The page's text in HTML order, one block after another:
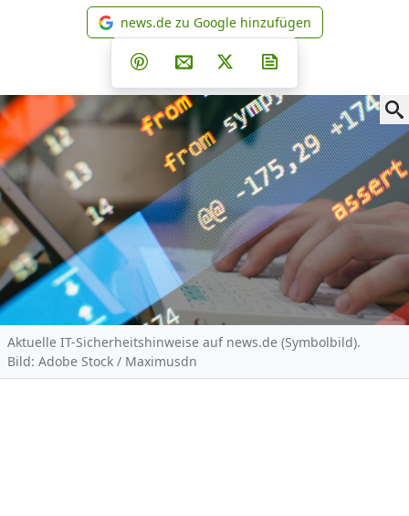
news.de zu Google
news.de zu Google hinzufügen
Teilen auf Facebook
Teilen auf Whatsapp
Teilen auf Telegram
Teilen auf Pinterest
Per E-Mail teilen
Post auf X
Aktuelle IT-Sicherheitshinweise auf news.de (Symbolbild).
Bild: Adobe Stock / Maximusdn